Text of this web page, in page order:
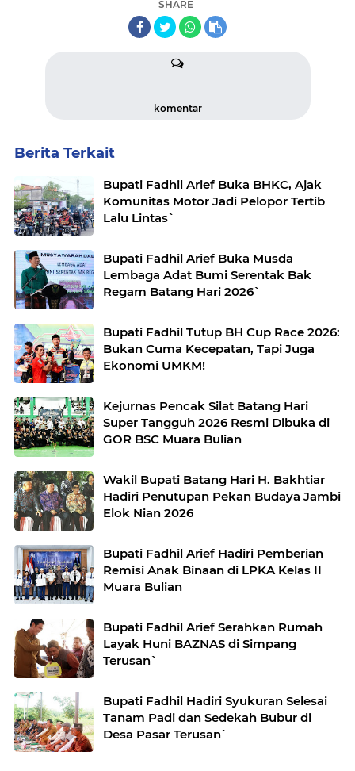
SHARE
komentar
Berita Terkait
Bupati Fadhil Arief Buka BHKC, Ajak
Komunitas Motor Jadi Pelopor Tertib
Lalu Lintas`
Bupati Fadhil Arief Buka Musda
Lembaga Adat Bumi Serentak Bak
Regam Batang Hari 2026`
Bupati Fadhil Tutup BH Cup Race 2026:
Bukan Cuma Kecepatan, Tapi Juga
Ekonomi UMKM!
Kejurnas Pencak Silat Batang Hari
Super Tangguh 2026 Resmi Dibuka di
GOR BSC Muara Bulian
Wakil Bupati Batang Hari H. Bakhtiar
Hadiri Penutupan Pekan Budaya Jambi
Elok Nian 2026
Bupati Fadhil Arief Hadiri Pemberian
Remisi Anak Binaan di LPKA Kelas II
Muara Bulian
Bupati Fadhil Arief Serahkan Rumah
Layak Huni BAZNAS di Simpang
Terusan`
Bupati Fadhil Hadiri Syukuran Selesai
Tanam Padi dan Sedekah Bubur di
Desa Pasar Terusan`